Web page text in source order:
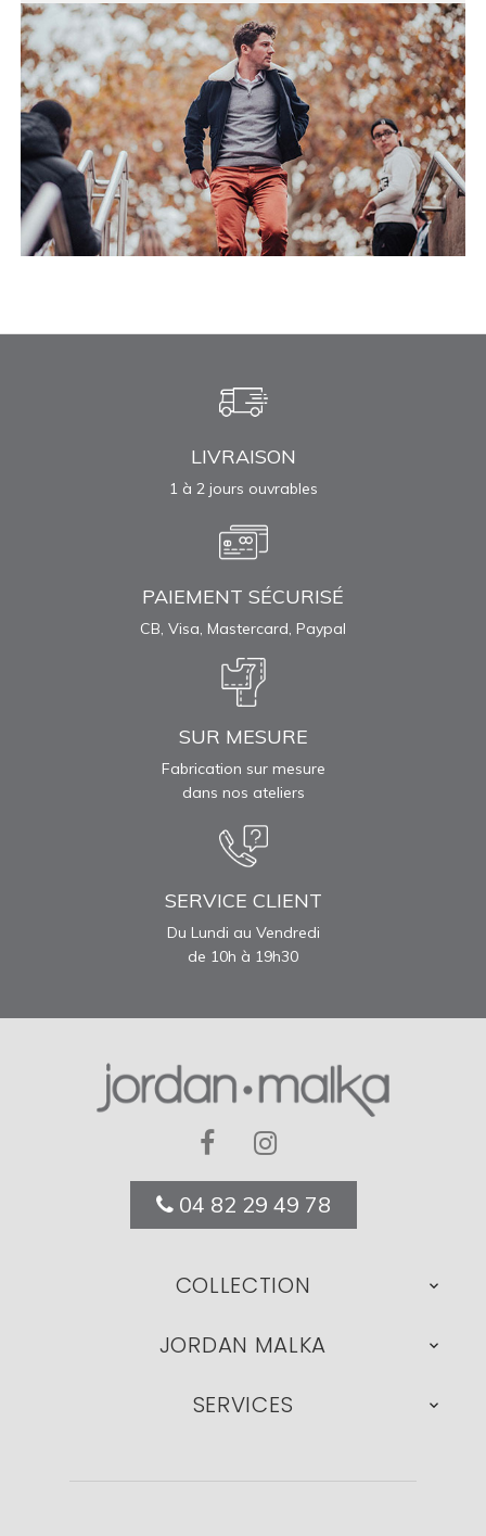
LIVRAISON
1 à 2 jours ouvrables
PAIEMENT SÉCURISÉ
CB, Visa, Mastercard, Paypal
SUR MESURE
Fabrication sur mesure
dans nos ateliers
SERVICE CLIENT
Du Lundi au Vendredi
de 10h à 19h30
04 82 29 49 78
COLLECTION 
JORDAN MALKA 
SERVICES 